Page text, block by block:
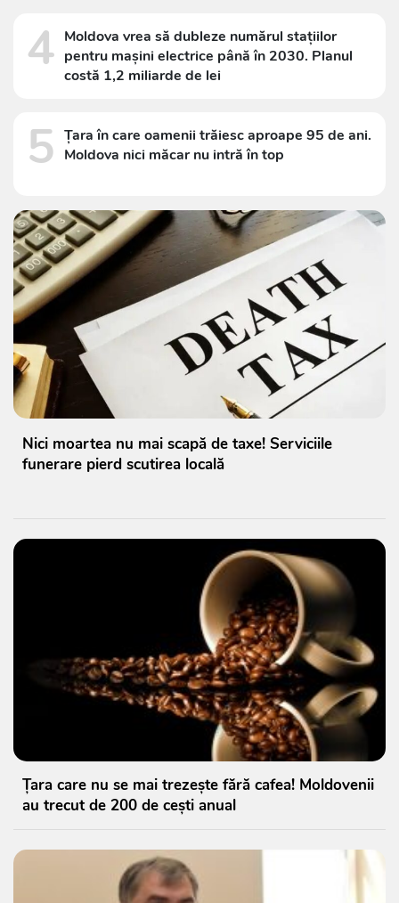
4 Moldova vrea să dubleze numărul stațiilor
pentru mașini electrice până în 2030. Planul
costă 1,2 miliarde de lei
5 Țara în care oamenii trăiesc aproape 95 de ani.
Moldova nici măcar nu intră în top
Nici moartea nu mai scapă de taxe! Serviciile
funerare pierd scutirea locală
Țara care nu se mai trezește fără cafea! Moldovenii
au trecut de 200 de cești anual